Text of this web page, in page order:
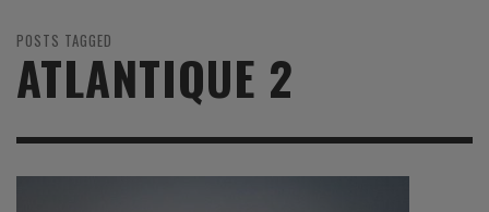
POSTS TAGGED
ATLANTIQUE 2